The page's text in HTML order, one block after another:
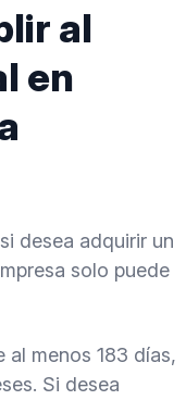
al
en
desea adquirir un
solo puede
al menos 183 días,
Si desea